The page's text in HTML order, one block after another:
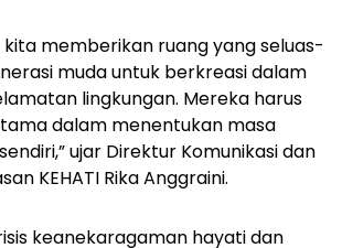
kita memberikan ruang yang seluas-
muda untuk berkreasi dalam
lingkungan. Mereka harus
dalam menentukan masa
ujar Direktur Komunikasi dan
KEHATI Rika Anggraini.
keanekaragaman hayati dan